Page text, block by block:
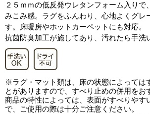
２５ｍｍの低反発ウレタンフォーム入りで
みこみ感。ラグをふんわり、心地よくグレ
す。床暖房やホットカーペットにも対応。
抗菌防臭加工が施してあり、汚れたら手洗
※ラグ・マット類は、床の状態によっては
とがありますので、すべり止めの併用をお
商品の特性によっては、表面がすべりやす
で、ご使用の際は十分ご注意ください。